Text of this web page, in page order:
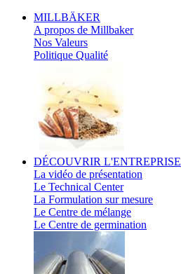
MILLBÄKER
A propos de Millbaker
Nos Valeurs
Politique Qualité
DÉCOUVRIR L'ENTREPRISE
La vidéo de présentation
Le Technical Center
La Formulation sur mesure
Le Centre de mélange
Le Centre de germination